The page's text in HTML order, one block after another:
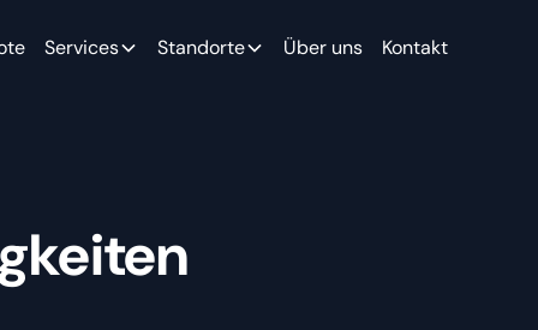
Services Standorte Über uns Kontakt